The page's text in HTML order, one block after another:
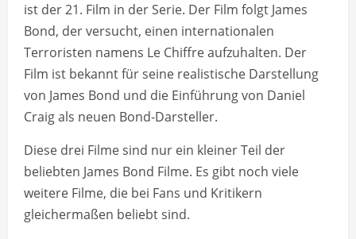
ist der 21. Film in der Serie. Der Film folgt James
Bond, der versucht, einen internationalen
Terroristen namens Le Chiffre aufzuhalten. Der
Film ist bekannt für seine realistische Darstellung
von James Bond und die Einführung von Daniel
Craig als neuen Bond-Darsteller.
Diese drei Filme sind nur ein kleiner Teil der
beliebten James Bond Filme. Es gibt noch viele
weitere Filme, die bei Fans und Kritikern
gleichermaßen beliebt sind.